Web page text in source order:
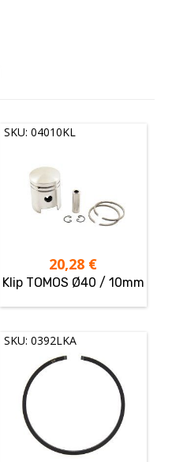
SKU: 04010KL
20,28 €
Klip TOMOS Ø40 / 10mm
SKU: 0392LKA